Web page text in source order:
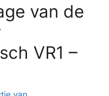
van de
VR1 –